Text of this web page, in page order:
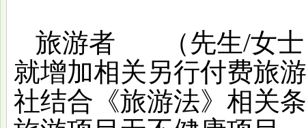
旅游者
（先生/女
就增加相关另行付费旅
社结合《旅游法》相关